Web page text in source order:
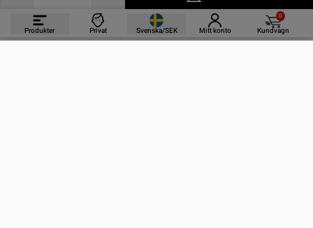
Produkter Privat Svenska/SEK Mitt konto
0
Kundvagn